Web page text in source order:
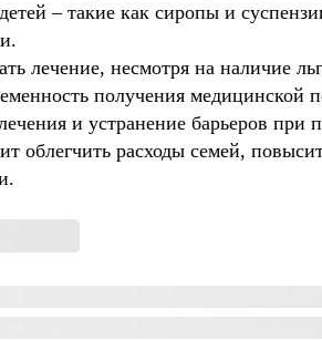
– такие как сиропы и
лечение, несмотря на наличие
получения медицинской
и устранение барьеров при
облегчить расходы семей,